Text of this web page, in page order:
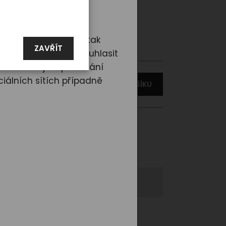
ZAVŘÍT
VLOŽIT DO KOŠÍKU
nám dáte souhlas, tak
Tlačítkem „Souhlasit
údaje o používání
sítích případně